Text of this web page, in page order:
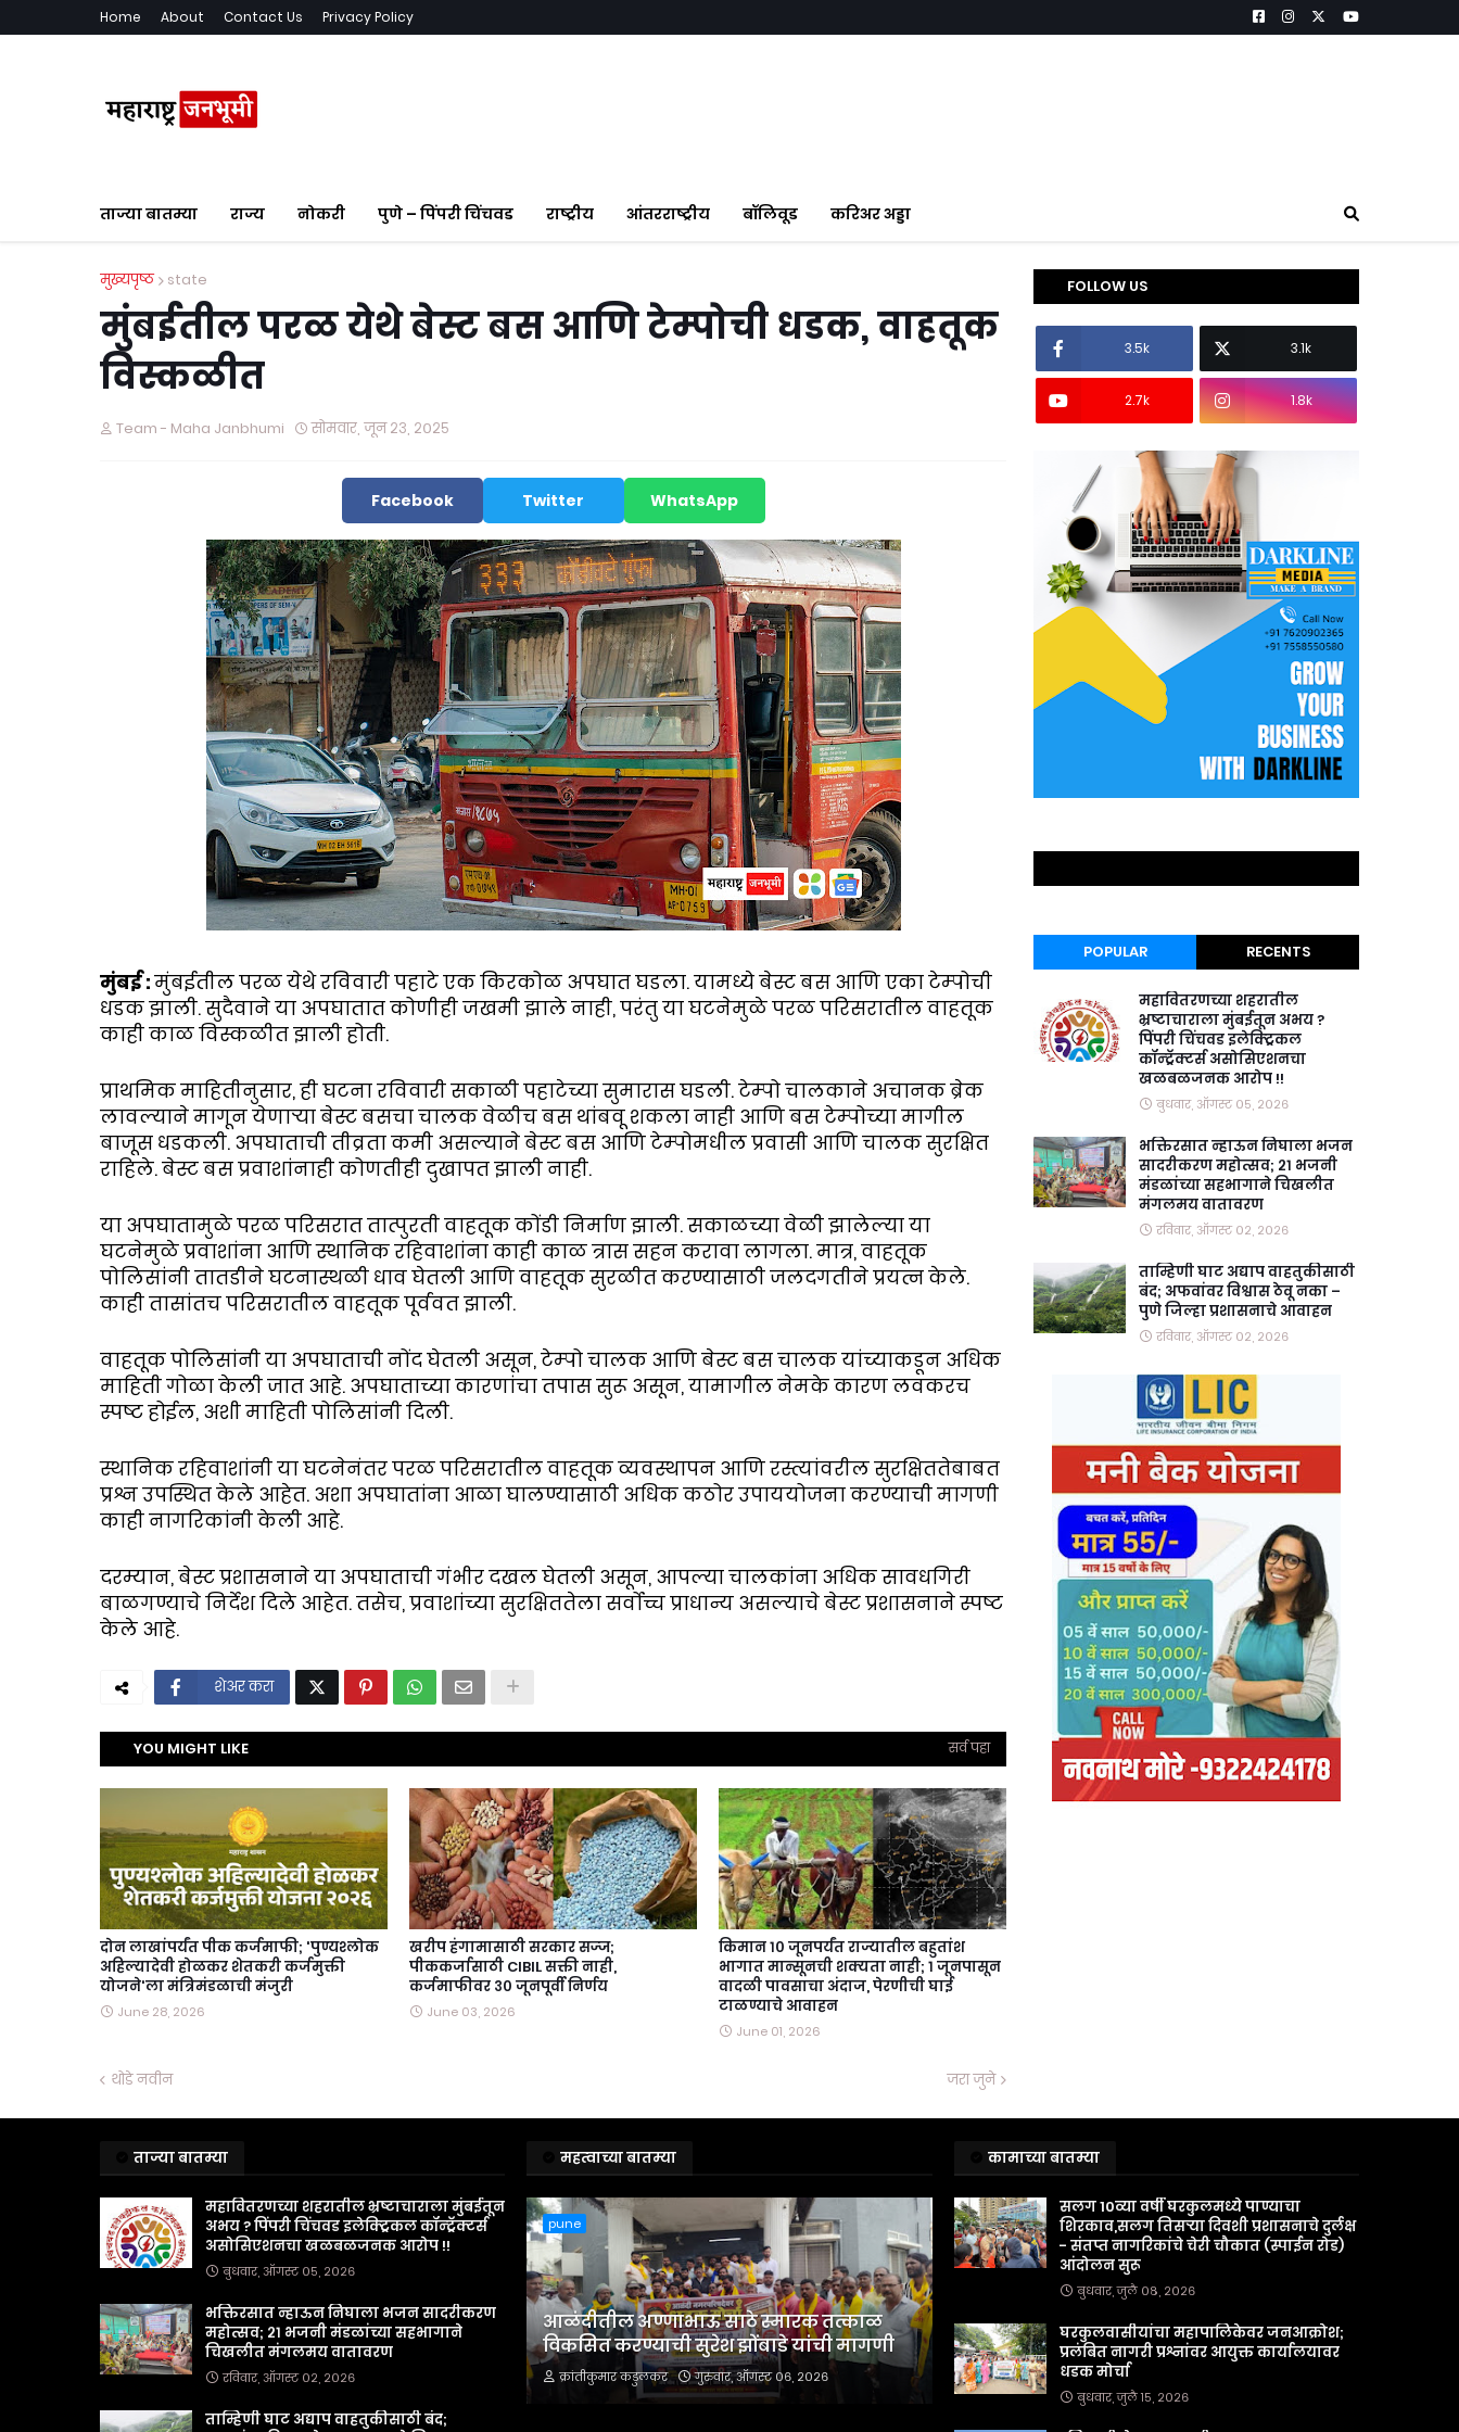
Home About Contact Us Privacy Policy
ताज्या बातम्या राज्य नोकरी पुणे – पिंपरी चिंचवड राष्ट्रीय आंतरराष्ट्रीय बॉलिवूड करिअर अड्डा
मुख्यपृष्ठ state
मुंबईतील परळ येथे बेस्ट बस आणि टेम्पोची धडक, वाहतूक
विस्कळीत
Team - Maha Janbhumi सोमवार, जून २३, २०२५
Facebook Twitter WhatsApp
मुंबई :मुंबईतील परळ येथे रविवारी पहाटे एक किरकोळ अपघात घडला. यामध्ये बेस्ट बस आणि एका टेम्पोची
धडक झाली. सुदैवाने या अपघातात कोणीही जखमी झाले नाही, परंतु या घटनेमुळे परळ परिसरातील वाहतूक
काही काळ विस्कळीत झाली होती.
प्राथमिक माहितीनुसार, ही घटना रविवारी सकाळी पहाटेच्या सुमारास घडली. टेम्पो चालकाने अचानक ब्रेक
लावल्याने मागून येणाऱ्या बेस्ट बसचा चालक वेळीच बस थांबवू शकला नाही आणि बस टेम्पोच्या मागील
बाजूस धडकली. अपघाताची तीव्रता कमी असल्याने बेस्ट बस आणि टेम्पोमधील प्रवासी आणि चालक सुरक्षित
राहिले. बेस्ट बस प्रवाशांनाही कोणतीही दुखापत झाली नाही.
या अपघातामुळे परळ परिसरात तात्पुरती वाहतूक कोंडी निर्माण झाली. सकाळच्या वेळी झालेल्या या
घटनेमुळे प्रवाशांना आणि स्थानिक रहिवाशांना काही काळ त्रास सहन करावा लागला. मात्र, वाहतूक
पोलिसांनी तातडीने घटनास्थळी धाव घेतली आणि वाहतूक सुरळीत करण्यासाठी जलदगतीने प्रयत्न केले.
काही तासांतच परिसरातील वाहतूक पूर्ववत झाली.
वाहतूक पोलिसांनी या अपघाताची नोंद घेतली असून, टेम्पो चालक आणि बेस्ट बस चालक यांच्याकडून अधिक
माहिती गोळा केली जात आहे. अपघाताच्या कारणांचा तपास सुरू असून, यामागील नेमके कारण लवकरच
स्पष्ट होईल, अशी माहिती पोलिसांनी दिली.
स्थानिक रहिवाशांनी या घटनेनंतर परळ परिसरातील वाहतूक व्यवस्थापन आणि रस्त्यांवरील सुरक्षिततेबाबत
प्रश्न उपस्थित केले आहेत. अशा अपघातांना आळा घालण्यासाठी अधिक कठोर उपाययोजना करण्याची मागणी
काही नागरिकांनी केली आहे.
दरम्यान, बेस्ट प्रशासनाने या अपघाताची गंभीर दखल घेतली असून, आपल्या चालकांना अधिक सावधगिरी
बाळगण्याचे निर्देश दिले आहेत. तसेच, प्रवाशांच्या सुरक्षिततेला सर्वोच्च प्राधान्य असल्याचे बेस्ट प्रशासनाने स्पष्ट
केले आहे.
शेअर करा
YOU MIGHT LIKE सर्व पहा
दोन लाखांपर्यंत पीक कर्जमाफी; 'पुण्यश्लोक
अहिल्यादेवी होळकर शेतकरी कर्जमुक्ती
योजने'ला मंत्रिमंडळाची मंजुरी
June 28, 2026
खरीप हंगामासाठी सरकार सज्ज;
पीककर्जासाठी CIBIL सक्ती नाही,
कर्जमाफीवर ३० जूनपूर्वी निर्णय
June 03, 2026
किमान १० जूनपर्यंत राज्यातील बहुतांश
भागात मान्सूनची शक्यता नाही; १ जूनपासून
वादळी पावसाचा अंदाज, पेरणीची घाई
टाळण्याचे आवाहन
June 01, 2026
थोडे नवीन जरा जुने
FOLLOW US
3.5k 3.1k
2.7k 1.8k
POPULAR RECENTS
महावितरणच्या शहरातील
भ्रष्टाचाराला मुंबईतून अभय ?
पिंपरी चिंचवड इलेक्ट्रिकल
कॉन्ट्रॅक्टर्स असोसिएशनचा
खळबळजनक आरोप !!
बुधवार, ऑगस्ट ०५, २०२६
भक्तिरसात न्हाऊन निघाला भजन
सादरीकरण महोत्सव; २१ भजनी
मंडळांच्या सहभागाने चिखलीत
मंगलमय वातावरण
रविवार, ऑगस्ट ०२, २०२६
ताम्हिणी घाट अद्याप वाहतुकीसाठी
बंद; अफवांवर विश्वास ठेवू नका –
पुणे जिल्हा प्रशासनाचे आवाहन
रविवार, ऑगस्ट ०२, २०२६
ताज्या बातम्या
महावितरणच्या शहरातील भ्रष्टाचाराला मुंबईतून
अभय ? पिंपरी चिंचवड इलेक्ट्रिकल कॉन्ट्रॅक्टर्स
असोसिएशनचा खळबळजनक आरोप !!
बुधवार, ऑगस्ट ०५, २०२६
भक्तिरसात न्हाऊन निघाला भजन सादरीकरण
महोत्सव; २१ भजनी मंडळांच्या सहभागाने
चिखलीत मंगलमय वातावरण
रविवार, ऑगस्ट ०२, २०२६
ताम्हिणी घाट अद्याप वाहतुकीसाठी बंद;
महत्वाच्या बातम्या
pune
आळंदीतील अण्णाभाऊ साठे स्मारक तत्काळ
विकसित करण्याची सुरेश झोंबाडे यांची मागणी
क्रांतीकुमार कडुलकर गुरुवार, ऑगस्ट ०६, २०२६
कामाच्या बातम्या
सलग 10व्या वर्षी घरकुलमध्ये पाण्याचा
शिरकाव,सलग तिसऱ्या दिवशी प्रशासनाचे दुर्लक्ष
- संतप्त नागरिकांचे चेरी चौकात (स्पाईन रोड)
आंदोलन सुरू
बुधवार, जुलै ०८, २०२६
घरकुलवासीयांचा महापालिकेवर जनआक्रोश;
प्रलंबित नागरी प्रश्नांवर आयुक्त कार्यालयावर
धडक मोर्चा
बुधवार, जुलै १५, २०२६